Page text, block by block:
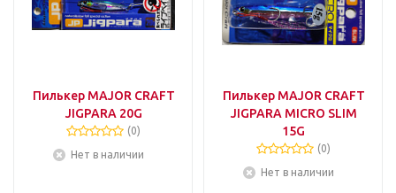
Пилькер MAJOR CRAFT
JIGPARA 20G
(0)
Нет в наличии
Пилькер MAJOR CRAFT
JIGPARA MICRO SLIM
15G
(0)
Нет в наличии